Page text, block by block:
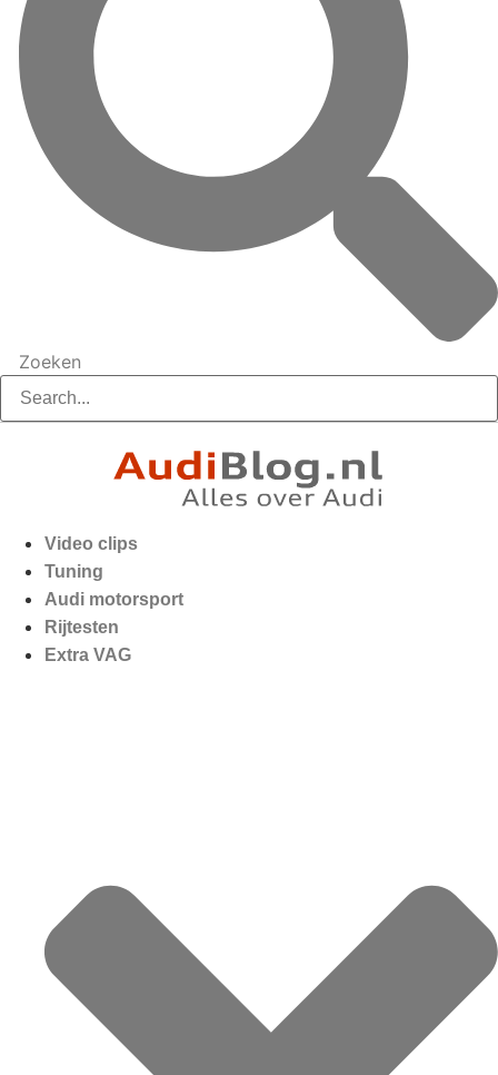
Zoeken
Video clips
Tuning
Audi motorsport
Rijtesten
Extra VAG